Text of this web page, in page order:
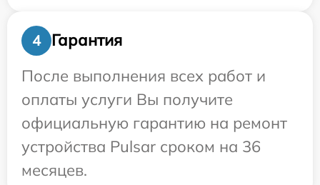
4
Гарантия
После выполнения всех работ и
оплаты услуги Вы получите
официальную гарантию на ремонт
устройства Pulsar сроком на 36
месяцев.